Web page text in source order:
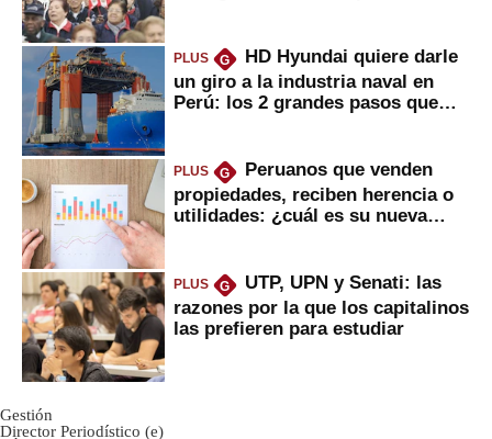
PLUS G
HD Hyundai quiere darle
un giro a la industria naval en
Perú: los 2 grandes pasos que
PLUS G
Peruanos que venden
propiedades, reciben herencia o
utilidades: ¿cuál es su nueva
PLUS G
UTP, UPN y Senati: las
razones por la que los capitalinos
las prefieren para estudiar
Gestión
Director Periodístico (e)